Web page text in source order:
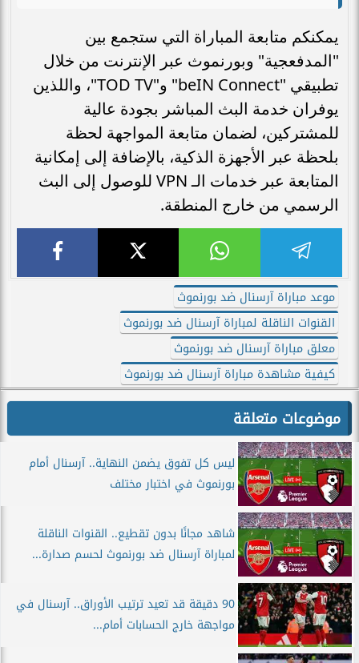
يمكنكم متابعة المباراة التي ستجمع بين
"المدفعجية" وبورنموث عبر الإنترنت من خلال
تطبيقي "beIN Connect" و"TOD TV"، واللذين
يوفران خدمة البث المباشر بجودة عالية
للمشتركين، لضمان متابعة المواجهة لحظة
بلحظة عبر الأجهزة الذكية، بالإضافة إلى إمكانية
المتابعة عبر خدمات الـ VPN للوصول إلى البث
الرسمي من خارج المنطقة.
موعد مباراة آرسنال ضد بورنموث
القنوات الناقلة لمباراة آرسنال ضد بورنموث
معلق مباراة آرسنال ضد بورنموث
كيفية مشاهدة مباراة آرسنال ضد بورنموث
موضوعات متعلقة
ليس كل تفوق يضمن النهاية.. آرسنال أمام
بورنموث في اختبار مختلف
شاهد مجانًا بدون تقطيع.. القنوات الناقلة
لمباراة آرسنال ضد بورنموث لحسم صدارة...
90 دقيقة قد تعيد ترتيب الأوراق.. آرسنال في
مواجهة خارج الحسابات أمام...